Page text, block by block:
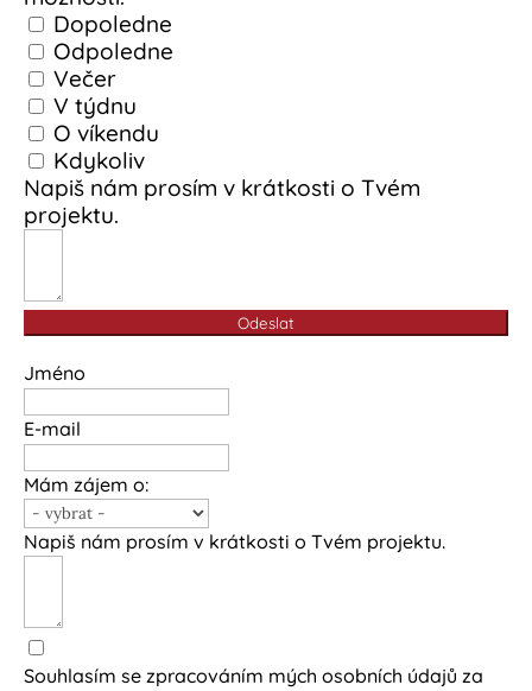
Dopoledne
Odpoledne
Večer
V týdnu
O víkendu
Kdykoliv
Napiš nám prosím v krátkosti o Tvém
projektu.
Odeslat
Jméno
E-mail
Mám zájem o:
Napiš nám prosím v krátkosti o Tvém projektu.
Souhlasím se zpracováním mých osobních údajů za